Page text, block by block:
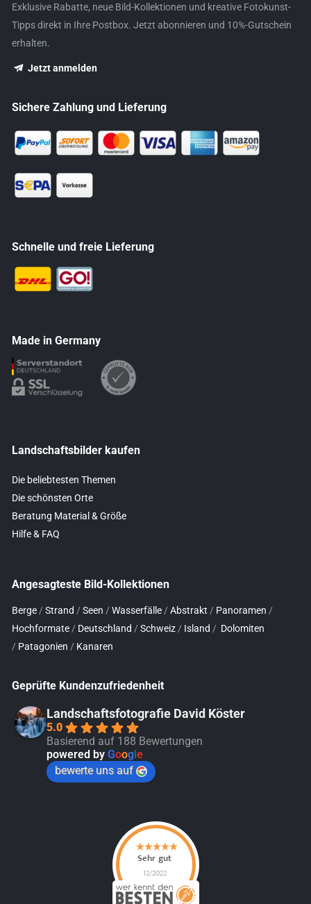
Exklusive Rabatte, neue Bild-Kollektionen und kreative Fotokunst-
Tipps direkt in Ihre Postbox. Jetzt abonnieren und 10%-Gutschein
erhalten.
Jetzt anmelden
Sichere Zahlung und Lieferung
Schnelle und freie Lieferung
Made in Germany
Landschaftsbilder kaufen
Die beliebtesten Themen
Die schönsten Orte
Beratung Material & Größe
Hilfe & FAQ
Angesagteste Bild-Kollektionen
Berge / Strand / Seen / Wasserfälle / Abstrakt / Panoramen /
Hochformate / Deutschland / Schweiz / Island / Dolomiten
/ Patagonien / Kanaren
Geprüfte Kundenzufriedenheit
Landschaftsfotografie David Köster
5.0
Basierend auf 188 Bewertungen
powered by Google
bewerte uns auf